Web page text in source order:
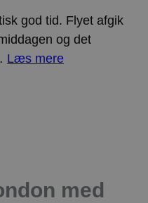
god tid. Flyet afgik
og det
Læs mere
med
Lokal lagring
Lokal lagring